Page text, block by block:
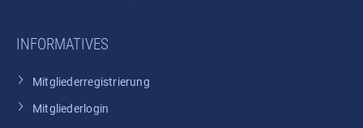
INFORMATIVES
Mitgliederregistrierung
Mitgliederlogin